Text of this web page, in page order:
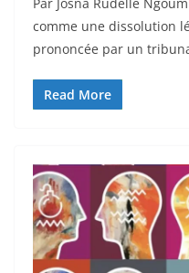
comme une dissolution
prononcée par un
Read More